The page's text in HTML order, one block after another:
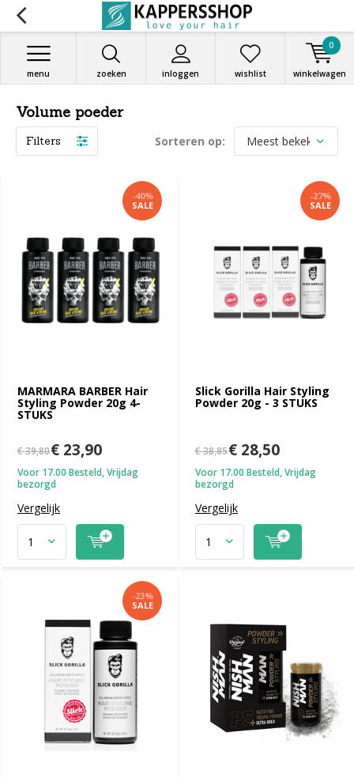
zoeken inloggen
menu wishlist winkelwagen
0
Volume poeder
Filters Sorteren op:
MARMARA BARBER Hair
Styling Powder 20g 4-
STUKS
-40%
SALE
€ 39,80€ 23,90
Voor 17.00 Besteld, Vrijdag
bezorgd
Vergelijk
Slick Gorilla Hair Styling
Powder 20g - 3 STUKS
-27%
SALE
€ 38,85€ 28,50
Voor 17.00 Besteld, Vrijdag
bezorgd
Vergelijk
-23%
SALE